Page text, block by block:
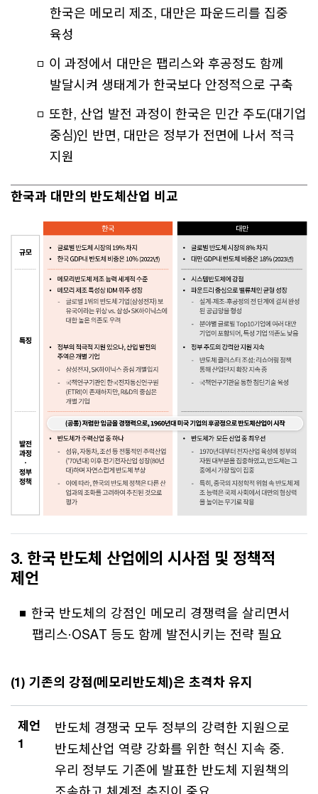
한국은 메모리 제조, 대만은 파운드리를 집중
육성
이 과정에서 대만은 팹리스와 후공정도 함께
발달시켜 생태계가 한국보다 안정적으로 구축
또한, 산업 발전 과정이 한국은 민간 주도(대기업
중심)인 반면, 대만은 정부가 전면에 나서 적극
지원
한국과 대만의 반도체산업 비교
3. 한국 반도체 산업에의 시사점 및 정책적
제언
한국 반도체의 강점인 메모리 경쟁력을 살리면서
팹리스·OSAT 등도 함께 발전시키는 전략 필요
(1) 기존의 강점(메모리반도체)은 초격차 유지
제언
1
반도체 경쟁국 모두 정부의 강력한 지원으로
반도체산업 역량 강화를 위한 혁신 지속 중.
우리 정부도 기존에 발표한 반도체 지원책의
조속하고 체계적 추진이 중요